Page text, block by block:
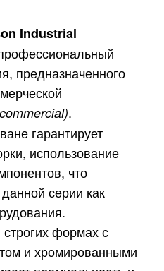
Industrial
предназначенного
.
гарантирует
использование
что
серии как
формах с
и хромированными